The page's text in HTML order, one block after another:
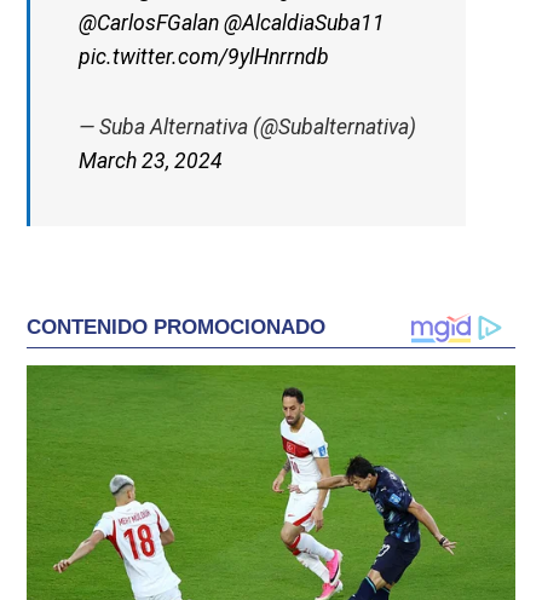
@CarlosFGalan @AlcaldiaSuba11
pic.twitter.com/9ylHnrrndb
— Suba Alternativa (@Subalternativa)
March 23, 2024